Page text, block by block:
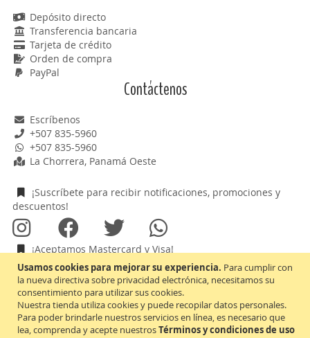
Usamos cookies para mejorar su experiencia. Para cumplir con
la nueva directiva sobre privacidad electrónica, necesitamos su
consentimiento para utilizar sus cookies.
Nuestra tienda utiliza cookies y puede recopilar datos personales.
Para poder brindarle nuestros servicios en línea, es necesario que
lea, comprenda y acepte nuestrosTérminos y condiciones de uso
Depósito directo
Transferencia bancaria
Tarjeta de crédito
Orden de compra
PayPal
Contáctenos
Escríbenos
+507 835-5960
+507 835-5960
La Chorrera, Panamá Oeste
¡Suscríbete para recibir notificaciones, promociones y
descuentos!
¡Aceptamos Mastercard y Visa!
Inscríbase
nuestro
Suscribirse